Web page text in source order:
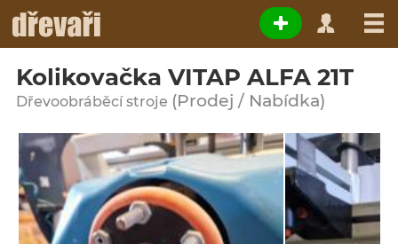
Kolikovačka VITAP ALFA 21T
Dřevoobráběcí stroje (Prodej / Nabídka)